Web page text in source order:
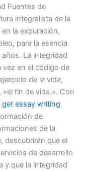
Fuentes de
integralista de la
la expuración,
para la esencia
La integridad
vez en el código de
de la vida,
fin de vida.». Con
get essay writing
de
de la
descubrirán que el
de desarrollo
y que la integridad